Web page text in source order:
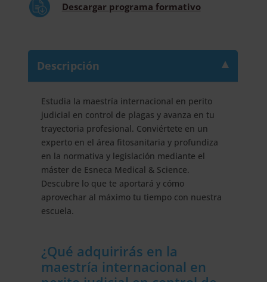
Haya
Descargar programa formativo
Descripción
Estudia la maestría internacional en perito
judicial en control de plagas y avanza en tu
trayectoria profesional. Conviértete en un
experto en el área fitosanitaria y profundiza
en la normativa y legislación mediante el
máster de Esneca Medical & Science.
Descubre lo que te aportará y cómo
aprovechar al máximo tu tiempo con nuestra
escuela.
¿Qué adquirirás en la
maestría internacional en